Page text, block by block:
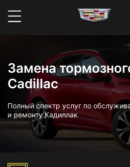
Замена
Cadillac
Полный спектр услуг по
и ремонту Кадиллак